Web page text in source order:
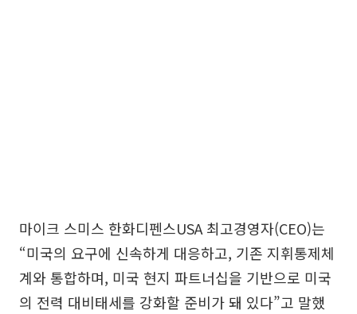
마이크 스미스 한화디펜스USA 최고경영자(CEO)는
“미국의 요구에 신속하게 대응하고, 기존 지휘통제체
계와 통합하며, 미국 현지 파트너십을 기반으로 미국
의 전력 대비태세를 강화할 준비가 돼 있다”고 말했